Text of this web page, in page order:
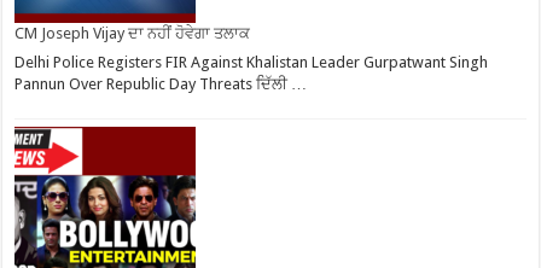
CM Joseph Vijay ਦਾ ਨਹੀਂ ਹੋਵੇਗਾ ਤਲਾਕ
Delhi Police Registers FIR Against Khalistan Leader Gurpatwant Singh
Pannun Over Republic Day Threats ਦਿੱਲੀ …